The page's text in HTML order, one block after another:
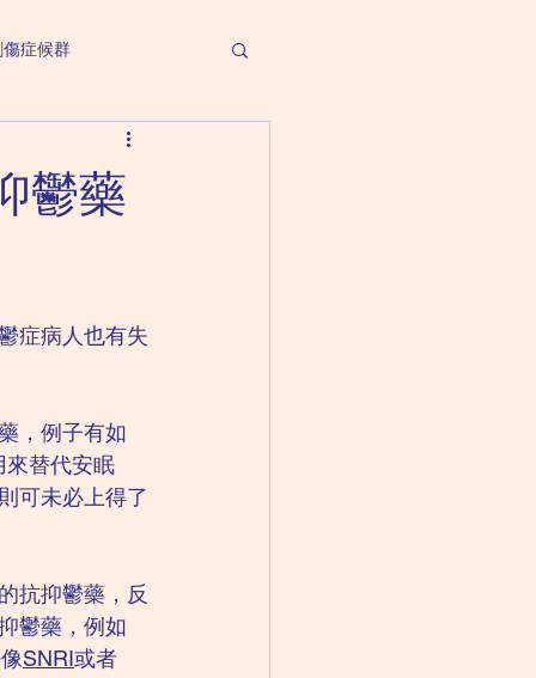
症候群
人精神科｜思覺失調
鬱藥
症病人也有失
，例子有如
來替代安眠
可未必上得了
抗抑鬱藥，反
鬱藥，例如
SNRI或者